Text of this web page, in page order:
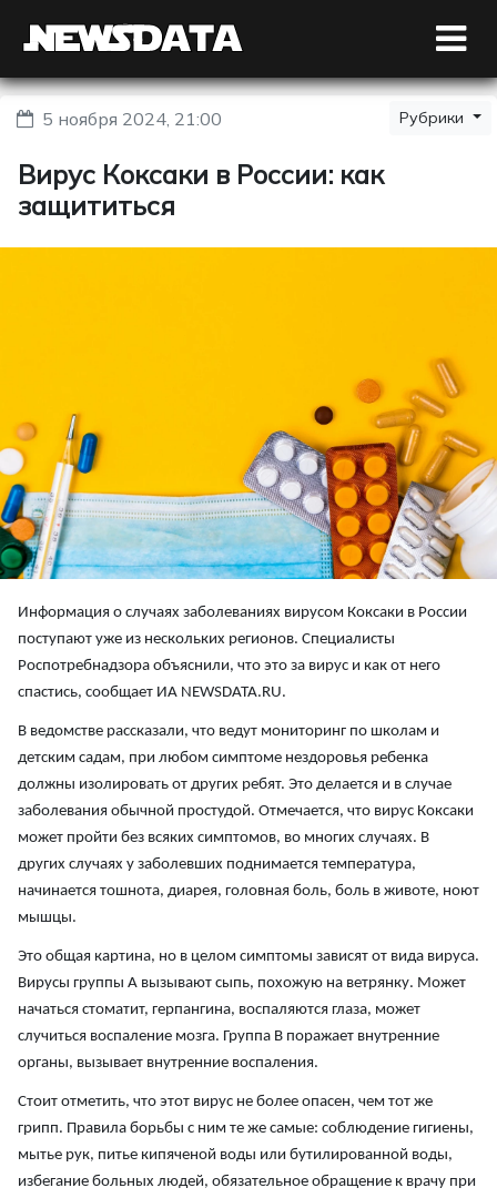
5 ноября 2024, 21:00 Рубрики
Вирус Коксаки в России: как
защититься
Информация о случаях заболеваниях вирусом Коксаки в России
поступают уже из нескольких регионов. Специалисты
Роспотребнадзора объяснили, что это за вирус и как от него
спастись, сообщает ИА NEWSDATA.RU.
В ведомстве рассказали, что ведут мониторинг по школам и
детским садам, при любом симптоме нездоровья ребенка
должны изолировать от других ребят. Это делается и в случае
заболевания обычной простудой. Отмечается, что вирус Коксаки
может пройти без всяких симптомов, во многих случаях. В
других случаях у заболевших поднимается температура,
начинается тошнота, диарея, головная боль, боль в животе, ноют
мышцы.
Это общая картина, но в целом симптомы зависят от вида вируса.
Вирусы группы А вызывают сыпь, похожую на ветрянку. Может
начаться стоматит, герпангина, воспаляются глаза, может
случиться воспаление мозга. Группа В поражает внутренние
органы, вызывает внутренние воспаления.
Стоит отметить, что этот вирус не более опасен, чем тот же
грипп. Правила борьбы с ним те же самые: соблюдение гигиены,
мытье рук, питье кипяченой воды или бутилированной воды,
избегание больных людей, обязательное обращение к врачу при